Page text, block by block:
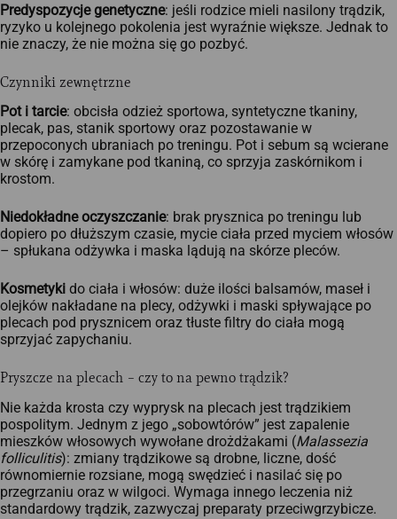
Predyspozycje genetyczne: jeśli rodzice mieli nasilony trądzik,
ryzyko u kolejnego pokolenia jest wyraźnie większe. Jednak to
nie znaczy, że nie można się go pozbyć.
Czynniki zewnętrzne
Pot i tarcie: obcisła odzież sportowa, syntetyczne tkaniny,
plecak, pas, stanik sportowy oraz pozostawanie w
przepoconych ubraniach po treningu. Pot i sebum są wcierane
w skórę i zamykane pod tkaniną, co sprzyja zaskórnikom i
krostom.
Niedokładne oczyszczanie: brak prysznica po treningu lub
dopiero po dłuższym czasie, mycie ciała przed myciem włosów
– spłukana odżywka i maska lądują na skórze pleców.
Kosmetyki do ciała i włosów: duże ilości balsamów, maseł i
olejków nakładane na plecy, odżywki i maski spływające po
plecach pod prysznicem oraz tłuste filtry do ciała mogą
sprzyjać zapychaniu.
Pryszcze na plecach – czy to na pewno trądzik?
Nie każda krosta czy wyprysk na plecach jest trądzikiem
pospolitym. Jednym z jego „sobowtórów” jest zapalenie
mieszków włosowych wywołane drożdżakami (Malassezia
folliculitis): zmiany trądzikowe są drobne, liczne, dość
równomiernie rozsiane, mogą swędzieć i nasilać się po
przegrzaniu oraz w wilgoci. Wymaga innego leczenia niż
standardowy trądzik, zazwyczaj preparaty przeciwgrzybicze.​